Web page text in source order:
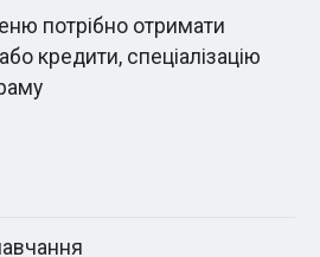
потрібно отримати
кредити, спеціалізацію